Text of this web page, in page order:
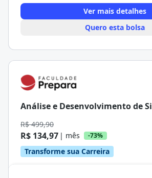
Ver mais detalhes
Quero esta bolsa
Análise e Desenvolvimento de
R$ 499,90
R$ 134,97 | mês -73%
Transforme sua Carreira